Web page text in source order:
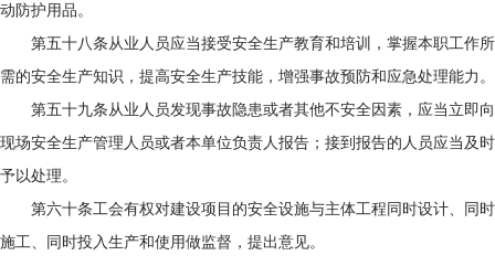
动防护用品。
第五十八条从业人员应当接受安全生产教育和培训，掌握本职工作所
需的安全生产知识，提高安全生产技能，增强事故预防和应急处理能力。
第五十九条从业人员发现事故隐患或者其他不安全因素，应当立即向
现场安全生产管理人员或者本单位负责人报告；接到报告的人员应当及时
予以处理。
第六十条工会有权对建设项目的安全设施与主体工程同时设计、同时
施工、同时投入生产和使用做监督，提出意见。